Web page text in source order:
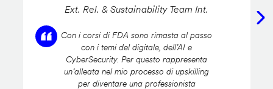
Ext. Rel. & Sustainability Team Int.
Con i corsi di FDA sono rimasta al passo
con i temi del digitale, dell’AI e
CyberSecurity. Per questo rappresenta
un’alleata nel mio processo di upskilling
per diventare una professionista